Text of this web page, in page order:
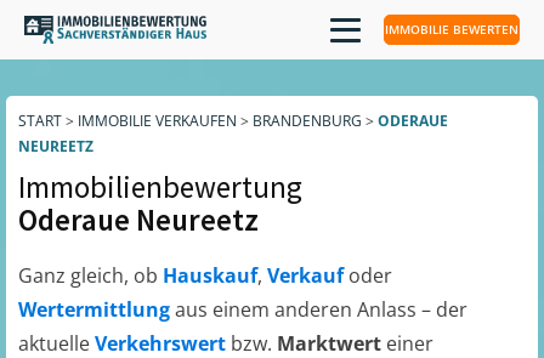
IMMOBILIE BEWERTEN
START> IMMOBILIE VERKAUFEN > BRANDENBURG > ODERAUE
NEUREETZ
Immobilienbewertung
Oderaue Neureetz
Ganz gleich, ob Hauskauf, Verkaufoder
Wertermittlungaus einem anderen Anlass – der
aktuelleVerkehrswert bzw. Marktwert einer